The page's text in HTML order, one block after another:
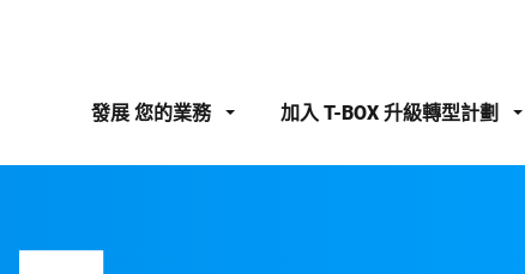
發展 您的業務 加入 T-BOX 升級轉型計劃